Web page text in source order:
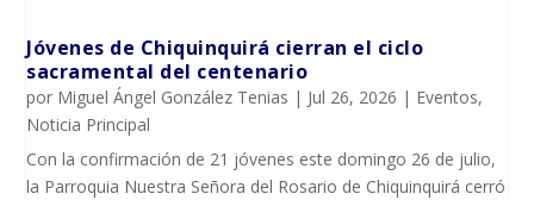
Jóvenes de Chiquinquirá cierran el ciclo
sacramental del centenario
por Miguel Ángel González Tenias | Jul 26, 2026 | Eventos,
Noticia Principal
Con la confirmación de 21 jóvenes este domingo 26 de julio,
la Parroquia Nuestra Señora del Rosario de Chiquinquirá cerró